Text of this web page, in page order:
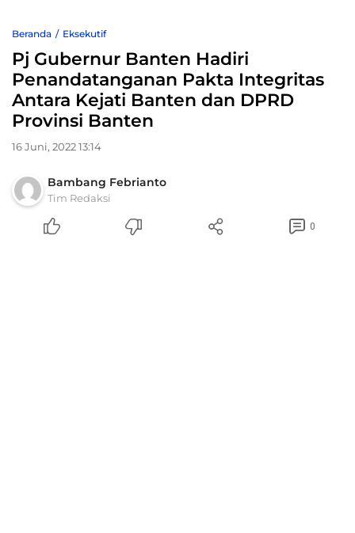
Beranda Eksekutif
Pj Gubernur Banten Hadiri
Penandatanganan Pakta Integritas
Antara Kejati Banten dan DPRD
Provinsi Banten
16 Juni, 2022 13:14
Bambang Febrianto
Tim Redaksi
0